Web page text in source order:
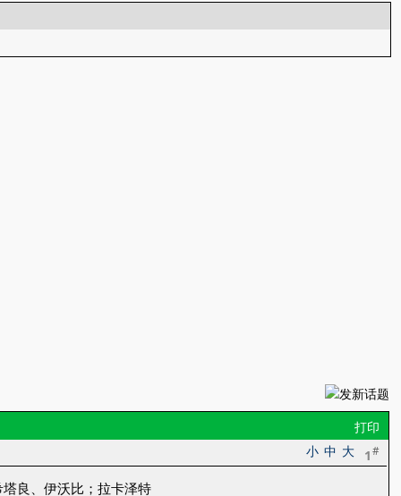
打印
1 #
大
中
小
良、伊沃比；拉卡泽特